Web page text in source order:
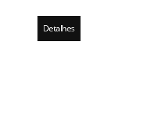
Detalhes